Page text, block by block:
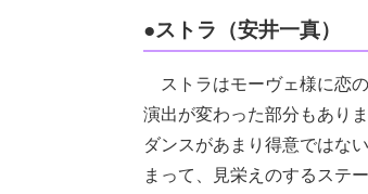
●ストラ（安井一真）
ストラはモーヴェ様に恋
演出が変わった部分もあり
ダンスがあまり得意ではな
まって、見栄えのするステ